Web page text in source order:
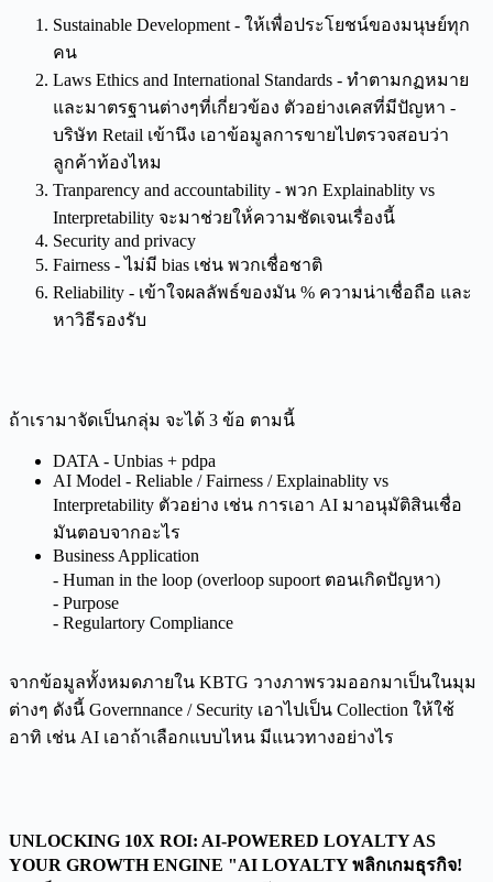
Sustainable Development - ให้เพื่อประโยชน์ของมนุษย์ทุก
คน
Laws Ethics and International Standards - ทำตามกฏหมาย
และมาตรฐานต่างๆที่เกี่ยวข้อง ตัวอย่างเคสที่มีปัญหา -
บริษัท Retail เข้านึง เอาข้อมูลการขายไปตรวจสอบว่า
ลูกค้าท้องไหม
Tranparency and accountability - พวก Explainablity vs
Interpretability จะมาช่วยให้่ความชัดเจนเรื่องนี้
Security and privacy
Fairness - ไม่มี bias เช่น พวกเชื่อชาติ
Reliability - เข้าใจผลลัพธ์ของมัน % ความน่าเชื่อถือ และ
หาวิธีรองรับ
ถ้าเรามาจัดเป็นกลุ่ม จะได้ 3 ข้อ ตามนี้
DATA - Unbias + pdpa
AI Model - Reliable / Fairness / Explainablity vs
Interpretability ตัวอย่าง เช่น การเอา AI มาอนุมัติสินเชื่อ
มันตอบจากอะไร
Business Application
- Human in the loop (overloop supoort ตอนเกิดปัญหา)
- Purpose
- Regulartory Compliance
จากข้อมูลทั้งหมดภายใน KBTG วางภาพรวมออกมาเป็นในมุม
ต่างๆ ดังนี้ Governnance / Security เอาไปเป็น Collection ให้ใช้
อาทิ เช่น AI เอาถ้าเลือกแบบไหน มีแนวทางอย่างไร
UNLOCKING 10X ROI: AI-POWERED LOYALTY AS
YOUR GROWTH ENGINE "AI LOYALTY พลิกเกมธุรกิจ!